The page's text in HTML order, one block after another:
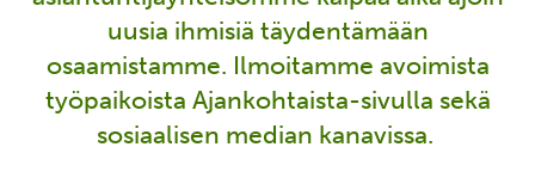
uusia ihmisiä täydentämään
osaamistamme. Ilmoitamme avoimista
työpaikoista Ajankohtaista-sivulla sekä
sosiaalisen median kanavissa.